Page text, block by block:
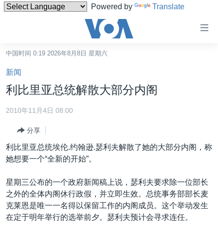
Powered by Translate
碍
链
接
跳
转
容
跳
转
到
航
中国
港澳
国际
印太
中东
欧洲
经济·金融·贸易
人权·法律·宗教
科教·文娱·体健
美中关系
热点专题
白宫要闻
VOA视频
中国时间 0:19 2026年8月8日 星期六
新闻
利比里亚总统解散大部分内阁
2010年11月4日 08:00
分享
利比里亚总统埃伦.约翰逊.瑟利夫解散了她的大部分内阁，称
她想要一个“全新的开始”。
星期三公布的一个政府新闻稿上说，瑟利夫要求除一位部长
之外的全体内阁休行政假，并立即生效。总统事务部部长麦
克莱恩是唯一一名得以保留工作的内阁成员。这个举动发生
在定于明年举行的选举前夕。瑟利夫预计会寻求连任。